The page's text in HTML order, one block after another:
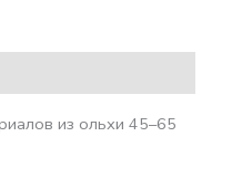
из ольхи 45–65